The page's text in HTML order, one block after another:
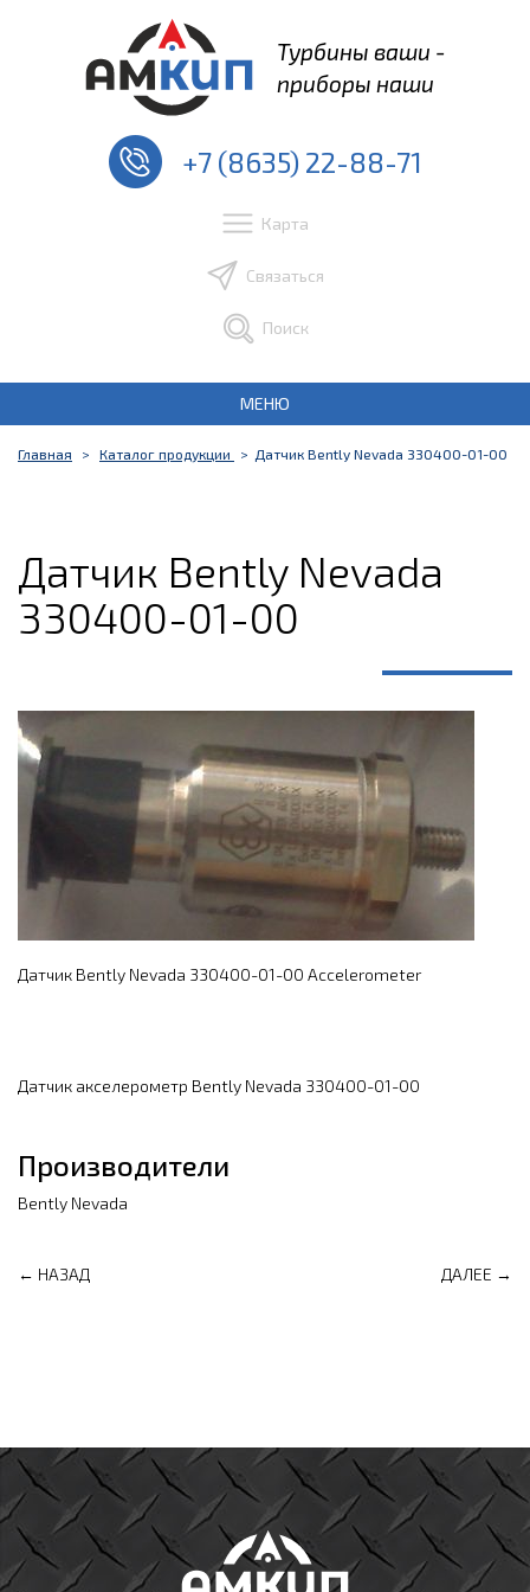
Турбины ваши -
приборы наши
+7 (8635) 22-88-71
Карта
Связаться
Поиск
МЕНЮ
Главная Каталог продукции Датчик Bently Nevada 330400-01-00
Датчик Bently Nevada
330400-01-00
Датчик Bently Nevada 330400-01-00 Accelerometer
Датчик акселерометр Bently Nevada 330400-01-00
Производители
Bently Nevada
← НАЗАД ДАЛЕЕ →